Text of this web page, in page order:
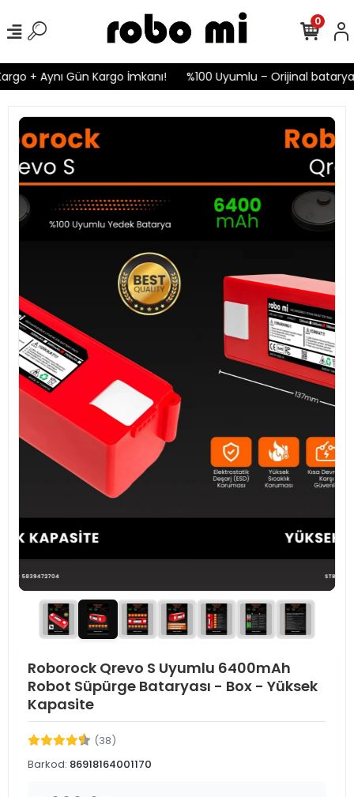
+ Aynı Gün Kargo İmkanı! %100 Uyumlu – Orijinal
0
Roborock Qrevo S Uyumlu 6400mAh
Robot Süpürge Bataryası - Box - Yüksek
Kapasite
(38)
Barkod: 86918164001170